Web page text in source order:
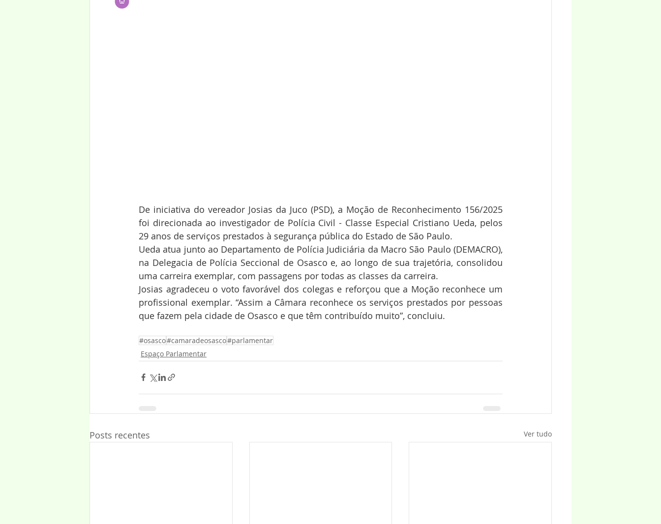
De iniciativa do vereador Josias da Juco (PSD), a Moção de Reconhecimento 156/2025
foi direcionada ao investigador de Polícia Civil - Classe Especial Cristiano Ueda, pelos
29 anos de serviços prestados à segurança pública do Estado de São Paulo.
Ueda atua junto ao Departamento de Polícia Judiciária da Macro São Paulo (DEMACRO),
na Delegacia de Polícia Seccional de Osasco e, ao longo de sua trajetória, consolidou
uma carreira exemplar, com passagens por todas as classes da carreira.
Josias agradeceu o voto favorável dos colegas e reforçou que a Moção reconhece um
profissional exemplar. “Assim a Câmara reconhece os serviços prestados por pessoas
que fazem pela cidade de Osasco e que têm contribuído muito”, concluiu.
#osasco#camaradeosasco#parlamentar
Espaço Parlamentar
Posts recentes Ver tudo